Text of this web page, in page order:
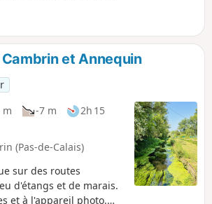
et Annequin
m -7 m
2h 15
(Pas-de-Calais)
sur des routes
d'étangs et de marais.
et à l'appareil photo.